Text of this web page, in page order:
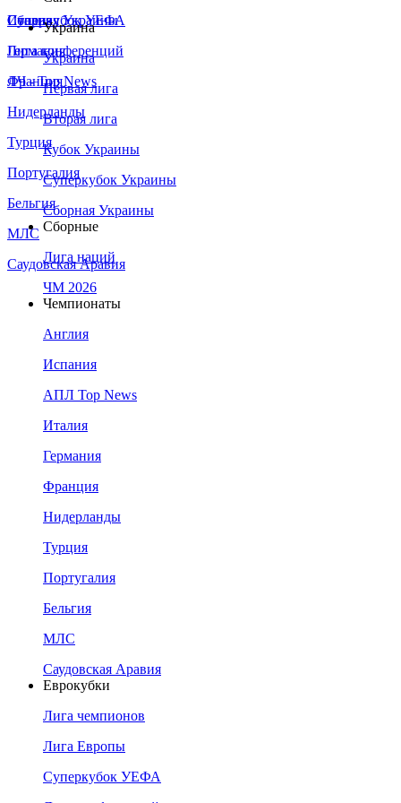
Сборная Украины
Италия
Германия
Франция
Нидерланды
Турция
Португалия
Бельгия
МЛС
Саудовская Аравия
Суперкубок УЕФА
Лига конференций
ЛЧ - Top News
Украина
Украина
Первая лига
Вторая лига
Кубок Украины
Суперкубок Украины
Сборная Украины
Сборные
Лига наций
ЧМ 2026
Чемпионаты
Англия
Испания
АПЛ Top News
Италия
Германия
Франция
Нидерланды
Турция
Португалия
Бельгия
МЛС
Саудовская Аравия
Еврокубки
Лига чемпионов
Лига Европы
Суперкубок УЕФА